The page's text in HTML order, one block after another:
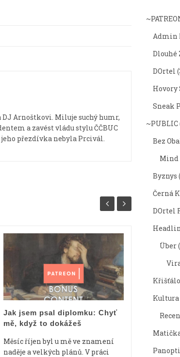
Arnoštkovi. Miluje suchý humr,
a zavést vládu stylu ČČBUC
přezdívka nebyla Prcivál.
Jak jsem psal diplomku: Chyť
mě, když to dokážeš
Měsíc říjen byl u mě ve znamení
naděje a velkých plánů. V práci
Jak
Někdo
Admin
Dlouhé
DOrtel
Hovory
Sneak
~PUBLIC
Bez
Mind
Byznys
Černá
DOrtel
Über
Kultura